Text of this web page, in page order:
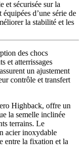
et sécurisée sur la
d’une série de
la stabilité et les
des chocs
et atterrissages
un ajustement
contrôle et transfert
Highback, offre un
la semelle inclinée
terrains. Le
acier inoxydable
entre la fixation et la